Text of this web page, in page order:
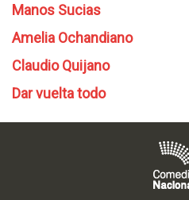
Manos Sucias
Amelia Ochandiano
Claudio Quijano
Dar vuelta todo